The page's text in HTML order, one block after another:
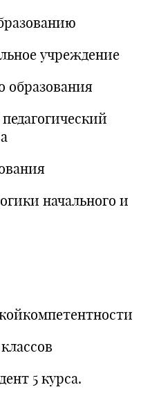
учреждение
образования
начального и
5 курса.